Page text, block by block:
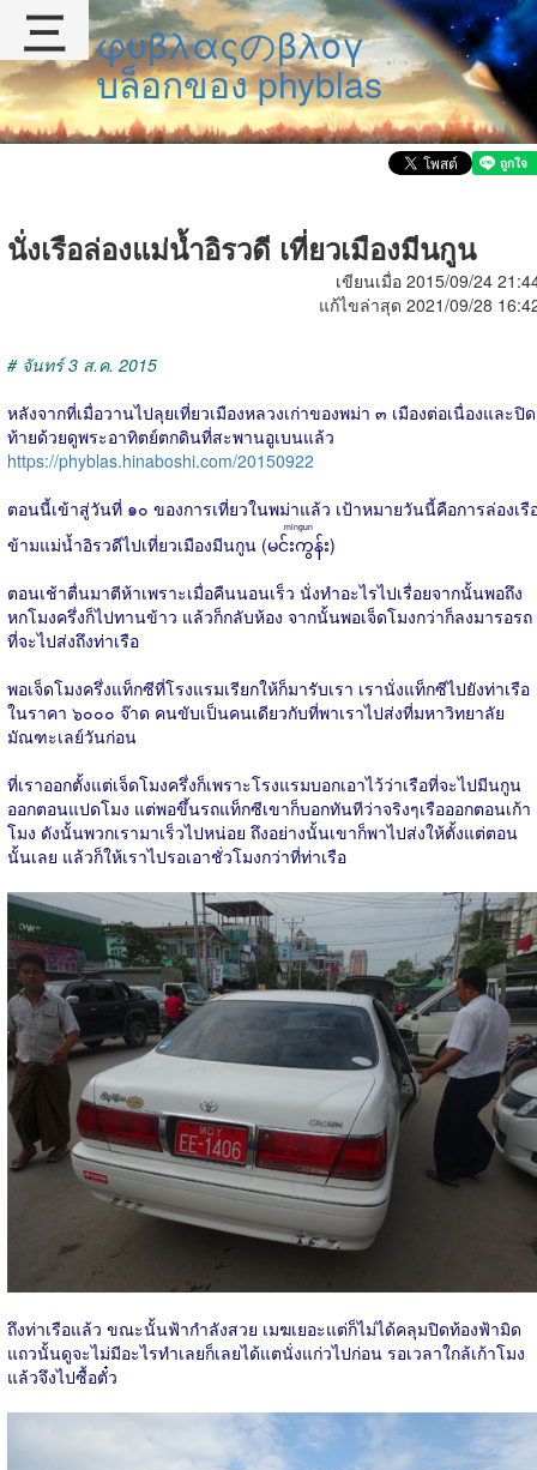
φυβλαςのβλογ
บล็อกของ phyblas
นั่งเรือล่องแม่น้ำอิรวดี เที่ยวเมืองมีนกูน
เขียนเมื่อ 2015/09/24
แก้ไขล่าสุด 2021/09/28
# จันทร์ 3 ส.ค. 2015
หลังจากที่เมื่อวานไปลุยเที่ยวเมืองหลวงเก่าของพม่า ๓ เมืองต่อเนื่องและปิด
ท้ายด้วยดูพระอาทิตย์ตกดินที่สะพานอูเบนแล้ว
https://phyblas.hinaboshi.com/20150922
ตอนนี้เข้าสู่วันที่ ๑๐ ของการเที่ยวในพม่าแล้ว เป้าหมายวันนี้คือการล่องเรื
ข้ามแม่น้ำอิรวดีไปเที่ยวเมืองมีนกูน (မင်းကွန်း
mingun
)
ตอนเช้าตื่นมาตีห้าเพราะเมื่อคืนนอนเร็ว นั่งทำอะไรไปเรื่อยจากนั้นพอถึง
หกโมงครึ่งก็ไปทานข้าว แล้วก็กลับห้อง จากนั้นพอเจ็ดโมงกว่าก็ลงมารอรถ
ที่จะไปส่งถึงท่าเรือ
พอเจ็ดโมงครึ่งแท็กซีที่โรงแรมเรียกให้ก็มารับเรา เรานั่งแท็กซีไปยังท่าเรือ
ในราคา ๖๐๐๐ จ๊าด คนขับเป็นคนเดียวกับที่พาเราไปส่งที่มหาวิทยาลัย
มัณฑะเลย์วันก่อน
ที่เราออกตั้งแต่เจ็ดโมงครึ่งก็เพราะโรงแรมบอกเอาไว้ว่าเรือที่จะไปมีนกูน
ออกตอนแปดโมง แต่พอขึ้นรถแท็กซีเขาก็บอกทันทีว่าจริงๆเรือออกตอนเก้า
โมง ดังนั้นพวกเรามาเร็วไปหน่อย ถึงอย่างนั้นเขาก็พาไปส่งให้ตั้งแต่ตอน
นั้นเลย แล้วก็ให้เราไปรอเอาชั่วโมงกว่าที่ท่าเรือ
ถึงท่าเรือแล้ว ขณะนั้นฟ้ากำลังสวย เมฆเยอะแต่ก็ไม่ได้คลุมปิดท้องฟ้ามิด
แถวนั้นดูจะไม่มีอะไรทำเลยก็เลยได้แตนั่งแก่วไปก่อน รอเวลาใกล้เก้าโมง
แล้วจึงไปซื้อตั๋ว
三